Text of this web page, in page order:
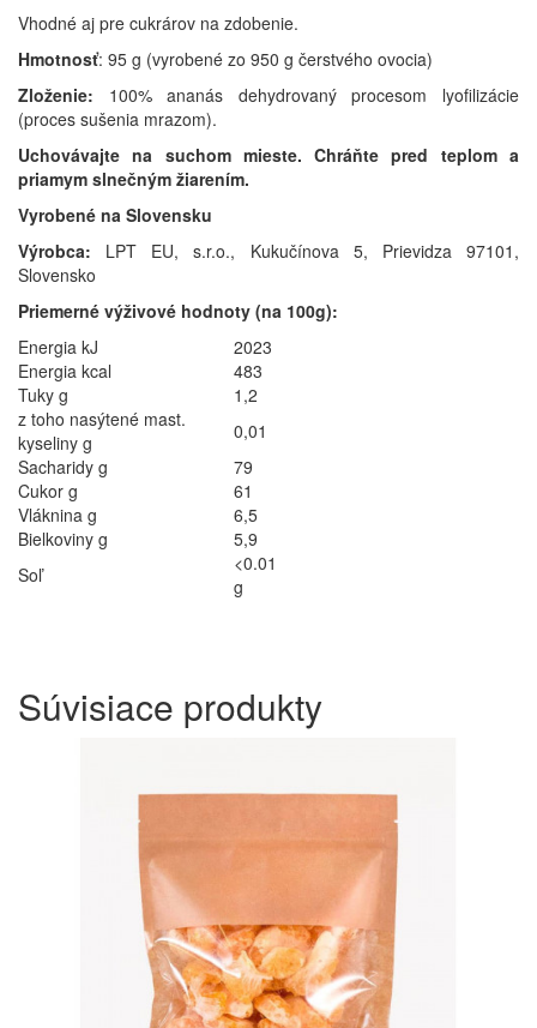
Vhodné aj pre cukrárov na zdobenie.
Hmotnosť: 95 g (vyrobené zo 950 g čerstvého ovocia)
Zloženie: 100% ananás dehydrovaný procesom lyofilizácie
(proces sušenia mrazom).
Uchovávajte na suchom mieste. Chráňte pred teplom a
priamym slnečným žiarením.
Vyrobené na Slovensku
Výrobca: LPT EU, s.r.o., Kukučínova 5, Prievidza 97101,
Slovensko
Priemerné výživové hodnoty (na 100g):
Energia kJ
2023
Energia kcal
483
Tuky g
1,2
z toho nasýtené mast.
kyseliny g
0,01
Sacharidy g
79
Cukor g
61
Vláknina g
6,5
Bielkoviny g
5,9
Soľ
<0.01
g
Súvisiace produkty